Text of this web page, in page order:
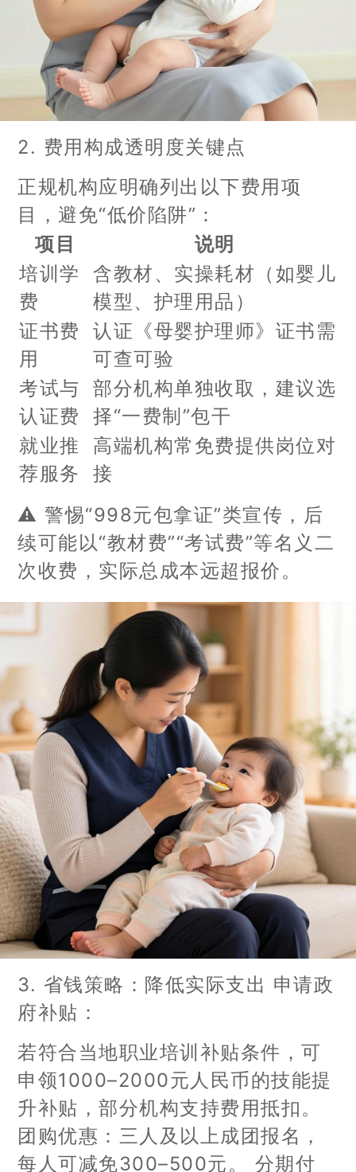
2. 费用构成透明度关键点
正规机构应明确列出以下费用项
目，避免“低价陷阱”：
项目
说明
培训学
费
含教材、实操耗材（如婴儿
模型、护理用品）
证书费
用
认证《母婴护理师》证书需
可查可验
考试与
认证费
部分机构单独收取，建议选
择“一费制”包干
就业推
荐服务
高端机构常免费提供岗位对
接
⚠️ 警惕“998元包拿证”类宣传，后
续可能以“教材费”“考试费”等名义二
次收费，实际总成本远超报价。
3. 省钱策略：降低实际支出 申请政
府补贴：
若符合当地职业培训补贴条件，可
申领1000–2000元人民币的技能提
升补贴，部分机构支持费用抵扣。
团购优惠：三人及以上成团报名，
每人可减免300–500元。 分期付